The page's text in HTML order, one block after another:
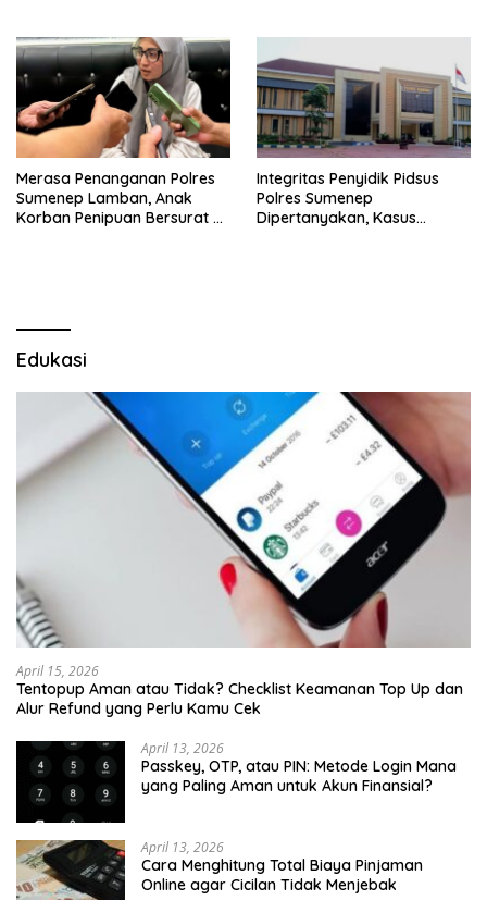
Merasa Penanganan Polres
Sumenep Lamban, Anak
Korban Penipuan Bersurat ke
Integritas Penyidik Pidsus
Polres Sumenep
Dipertanyakan, Kasus
Edukasi
April 15, 2026
Tentopup Aman atau Tidak? Checklist Keamanan Top Up dan
Alur Refund yang Perlu Kamu Cek
April 13, 2026
Passkey, OTP, atau PIN: Metode Login Mana
yang Paling Aman untuk Akun Finansial?
April 13, 2026
Cara Menghitung Total Biaya Pinjaman
Online agar Cicilan Tidak Menjebak